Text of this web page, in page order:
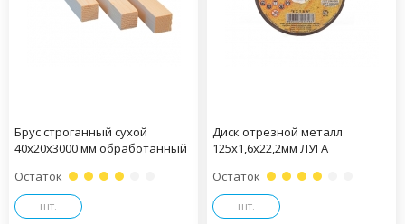
Брус строганный сухой
40х20х3000 мм обработанный
Остаток
шт.
Диск отрезной металл
125х1,6х22,2мм ЛУГА
Остаток
шт.